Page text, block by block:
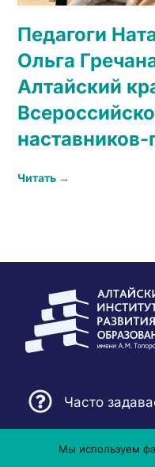
Педагоги
Ольга
Алтайский
наставников-
Читать →
Часто
Мы используем